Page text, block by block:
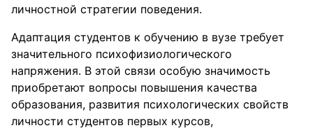
личностной стратегии поведения.
Адаптация студентов к обучению в вузе требует
значительного психофизиологического
напряжения. В этой связи особую значимость
приобретают вопросы повышения качества
образования, развития психологических свойств
личности студентов первых курсов,